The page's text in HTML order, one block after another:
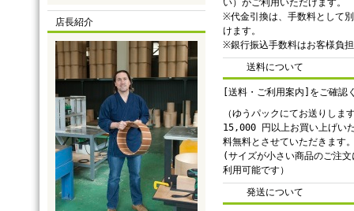
店長紹介
い）がご利用いただけます。
※代金引換は、手数料として
けます。
※銀行振込手数料はお客様負
送料について
[送料・ご利用案内]をご確認
（ゆうパックにてお送りしま
15,000 円以上お買い上げい
料無料とさせていただきます
(サイズが小さい商品のご注
利用可能です）
発送について